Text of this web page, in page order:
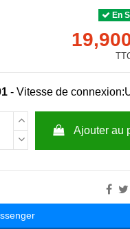
En
-Vitesse de connexion:
Ajouter au